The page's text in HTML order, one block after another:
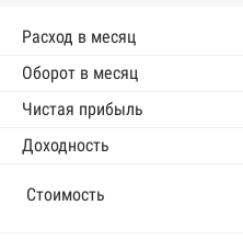
Расход в месяц
Оборот в месяц
Чистая прибыль
Доходность
Стоимость